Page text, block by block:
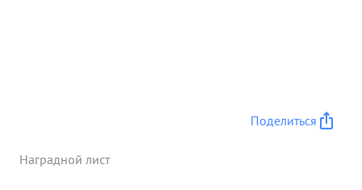
Поделиться
Наградной лист